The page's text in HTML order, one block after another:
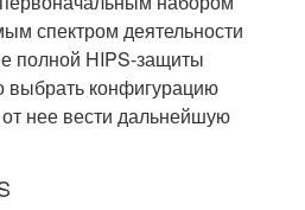
спектром деятельности
полной HIPS-защиты
выбрать конфигурацию
нее вести дальнейшую